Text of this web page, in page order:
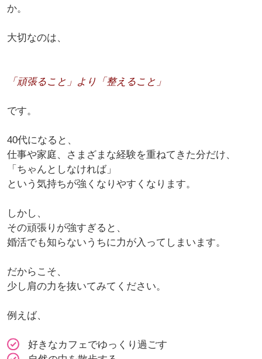
か。
大切なのは、
「頑張ること」より「整えること」
です。
40代になると、
仕事や家庭、さまざまな経験を重ねてきた分だけ、
「ちゃんとしなければ」
という気持ちが強くなりやすくなります。
しかし、
その頑張りが強すぎると、
婚活でも知らないうちに力が入ってしまいます。
だからこそ、
少し肩の力を抜いてみてください。
例えば、
好きなカフェでゆっくり過ごす